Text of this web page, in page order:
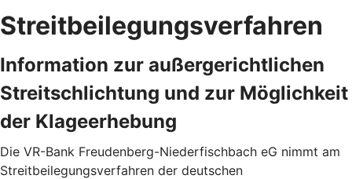
Streitbeilegungsverfahren
Information zur außergerichtlichen
Streitschlichtung und zur Möglichkeit
der Klageerhebung
Die VR-Bank Freudenberg-Niederfischbach eG nimmt am
Streitbeilegungsverfahren der deutschen